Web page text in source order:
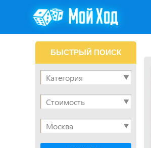
БЫСТРЫЙ ПОИСК